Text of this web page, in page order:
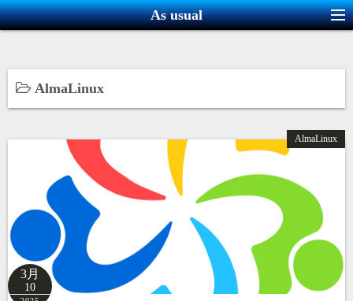
コ
ン
ン
へ
As usual
AlmaLinux
AlmaLinux
3月
10